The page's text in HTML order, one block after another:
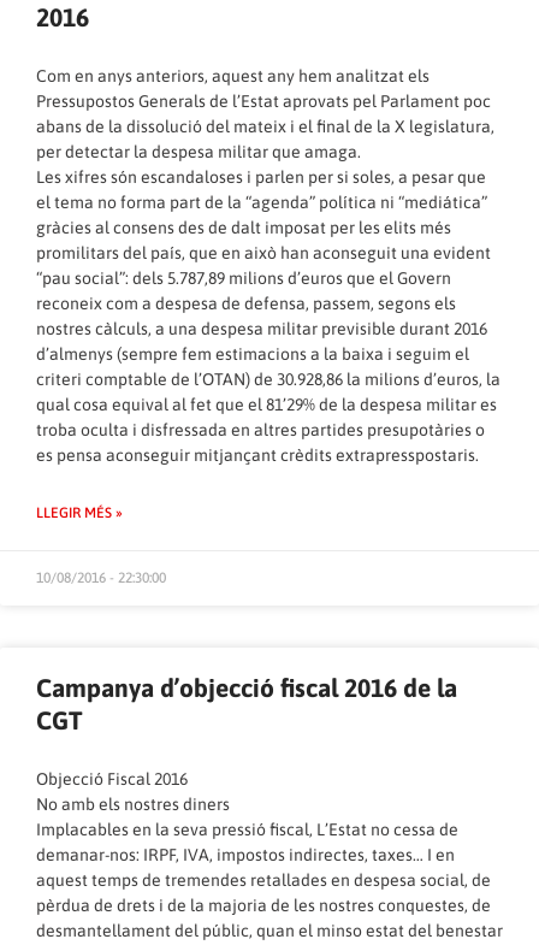
2016
Com en anys anteriors, aquest any hem analitzat els
Pressupostos Generals de l’Estat aprovats pel Parlament poc
abans de la dissolució del mateix i el final de la X legislatura,
per detectar la despesa militar que amaga.
Les xifres són escandaloses i parlen per si soles, a pesar que
el tema no forma part de la “agenda” política ni “mediática”
gràcies al consens des de dalt imposat per les elits més
promilitars del país, que en això han aconseguit una evident
“pau social”: dels 5.787,89 milions d’euros que el Govern
reconeix com a despesa de defensa, passem, segons els
nostres càlculs, a una despesa militar previsible durant 2016
d’almenys (sempre fem estimacions a la baixa i seguim el
criteri comptable de l’OTAN) de 30.928,86 la milions d’euros, la
qual cosa equival al fet que el 81’29% de la despesa militar es
troba oculta i disfressada en altres partides presupotàries o
es pensa aconseguir mitjançant crèdits extrapresspostaris.
LLEGIR MÉS »
10/08/2016 - 22:30:00
Campanya d’objecció fiscal 2016 de la
CGT
Objecció Fiscal 2016
No amb els nostres diners
Implacables en la seva pressió fiscal, L’Estat no cessa de
demanar-nos: IRPF, IVA, impostos indirectes, taxes… I en
aquest temps de tremendes retallades en despesa social, de
pèrdua de drets i de la majoria de les nostres conquestes, de
desmantellament del públic, quan el minso estat del benestar